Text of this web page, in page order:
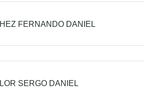
FERNANDO DANIEL
SERGO DANIEL